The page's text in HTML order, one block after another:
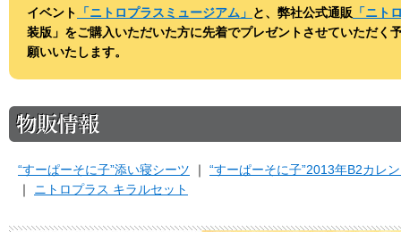
イベント
「ニトロプラスミュージアム」 と、弊社公式通販 「ニト
装版」をご購入いただいた方に先着でプレゼントさせていただ
願いいたします。
“すーぱーそに子”添い寝シーツ
“すーぱーそに子”2013年B2カレ
ニトロプラス キラルセット